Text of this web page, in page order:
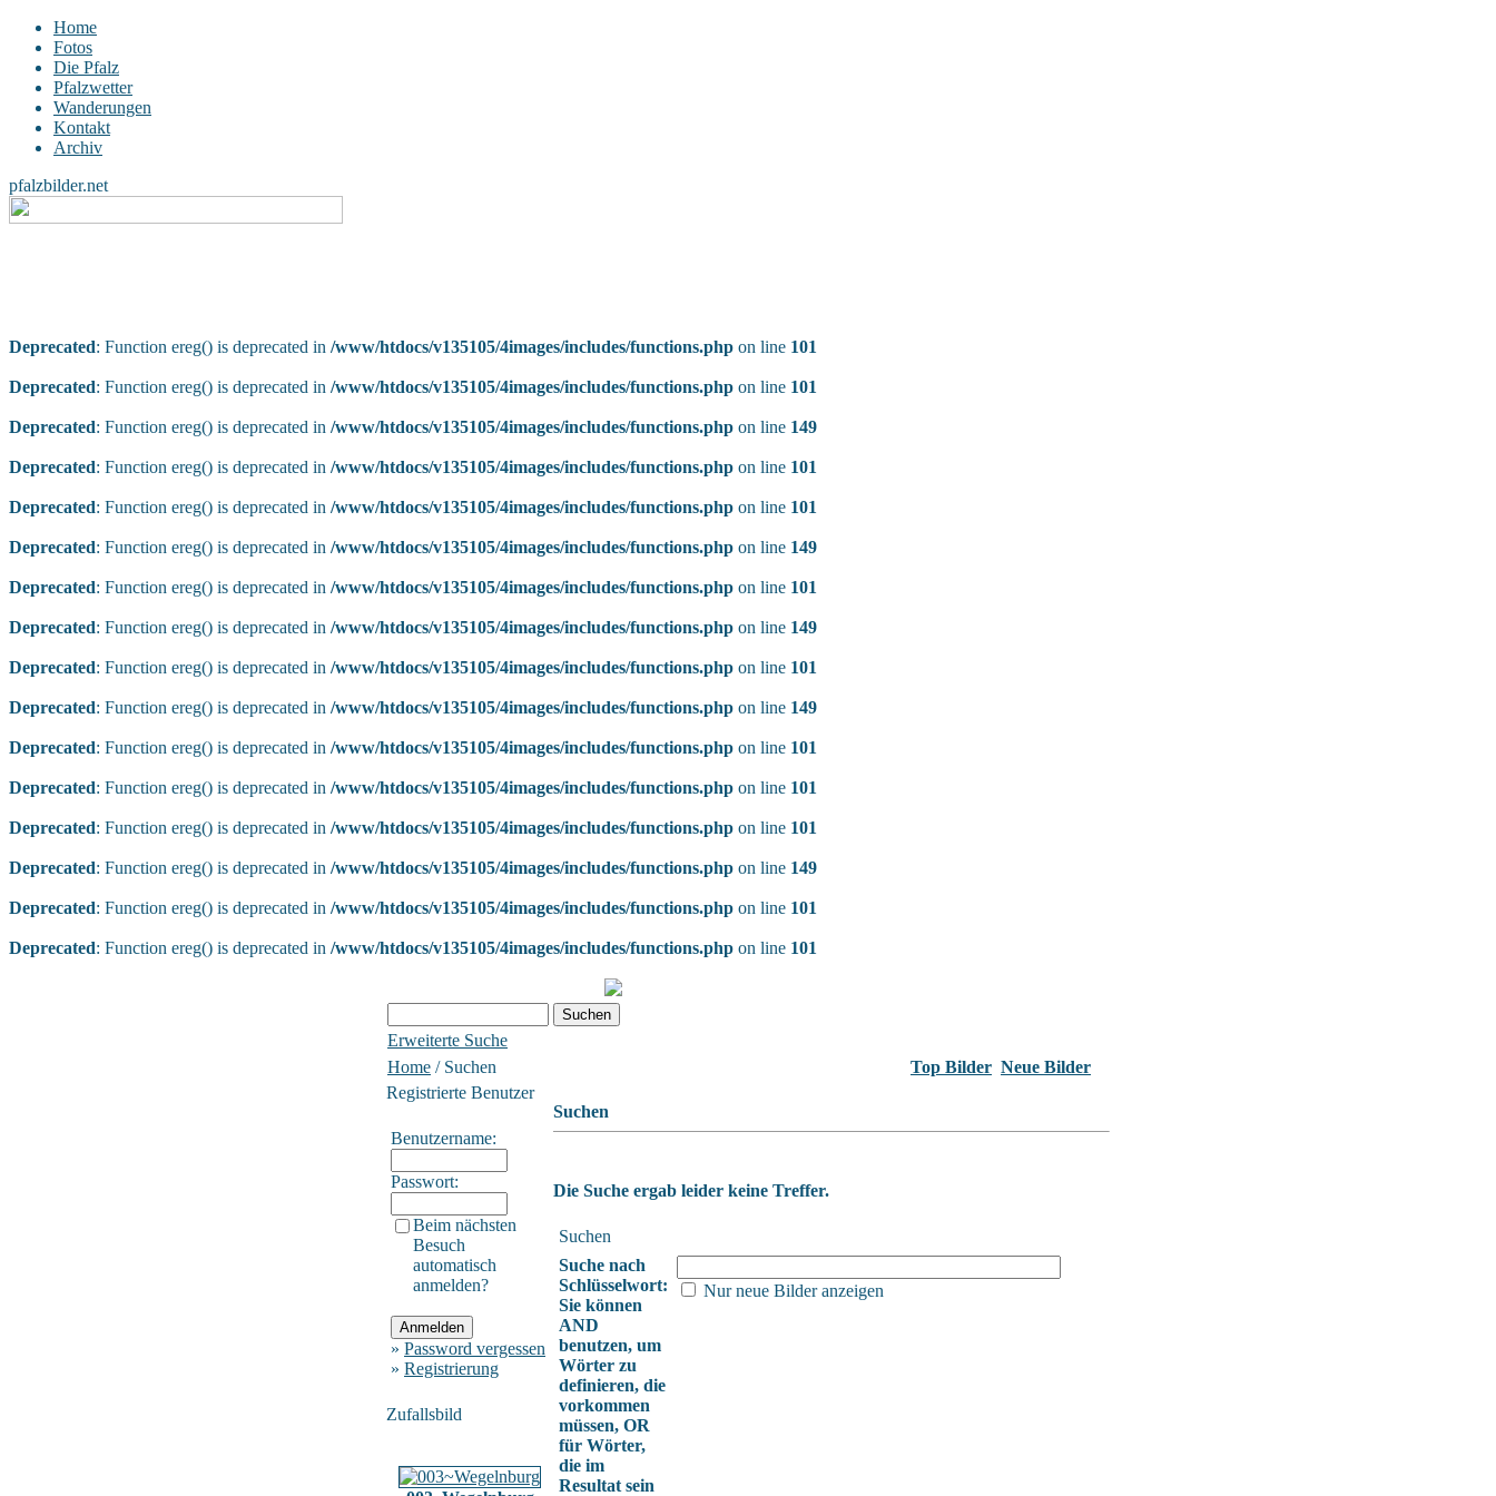
Home
Fotos
Die Pfalz
Pfalzwetter
Wanderungen
Kontakt
Archiv
pfalzbilder.net
Deprecated: Function ereg() is deprecated in /www/htdocs/v135105/4images/includes/functions.php on line 101
Deprecated: Function ereg() is deprecated in /www/htdocs/v135105/4images/includes/functions.php on line 101
Deprecated: Function ereg() is deprecated in /www/htdocs/v135105/4images/includes/functions.php on line 149
Deprecated: Function ereg() is deprecated in /www/htdocs/v135105/4images/includes/functions.php on line 101
Deprecated: Function ereg() is deprecated in /www/htdocs/v135105/4images/includes/functions.php on line 101
Deprecated: Function ereg() is deprecated in /www/htdocs/v135105/4images/includes/functions.php on line 149
Deprecated: Function ereg() is deprecated in /www/htdocs/v135105/4images/includes/functions.php on line 101
Deprecated: Function ereg() is deprecated in /www/htdocs/v135105/4images/includes/functions.php on line 149
Deprecated: Function ereg() is deprecated in /www/htdocs/v135105/4images/includes/functions.php on line 101
Deprecated: Function ereg() is deprecated in /www/htdocs/v135105/4images/includes/functions.php on line 149
Deprecated: Function ereg() is deprecated in /www/htdocs/v135105/4images/includes/functions.php on line 101
Deprecated: Function ereg() is deprecated in /www/htdocs/v135105/4images/includes/functions.php on line 101
Deprecated: Function ereg() is deprecated in /www/htdocs/v135105/4images/includes/functions.php on line 101
Deprecated: Function ereg() is deprecated in /www/htdocs/v135105/4images/includes/functions.php on line 149
Deprecated: Function ereg() is deprecated in /www/htdocs/v135105/4images/includes/functions.php on line 101
Deprecated: Function ereg() is deprecated in /www/htdocs/v135105/4images/includes/functions.php on line 101
Erweiterte Suche
Home / Suchen Top Bilder Neue Bilder
Registrierte Benutzer
Benutzername:
Passwort:
Beim nächsten
Besuch
automatisch
anmelden?
» Password vergessen
» Registrierung
Zufallsbild
Suchen
Die Suche ergab leider keine Treffer.
Suchen
Suche nach
Schlüsselwort:
Sie können
AND
benutzen, um
Wörter zu
definieren, die
vorkommen
müssen, OR
für Wörter,
die im
Resultat sein
Nur neue Bilder anzeigen